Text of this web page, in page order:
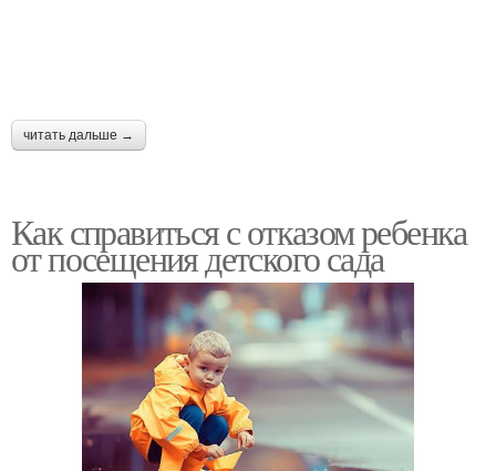
читать дальше →
Как справиться с отказом ребенка
от посещения детского сада